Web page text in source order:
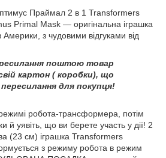
Праймал 2 в 1 Transformers
Primal Mask — оригінальна іграшка
з чудовими відгуками від
поштою товар
картон ( коробки), що
для покупця!
робота-трансформера, потім
й уявіть, що ви берете участь у дії! 2
см) іграшка Transformers
з режиму робота в режим